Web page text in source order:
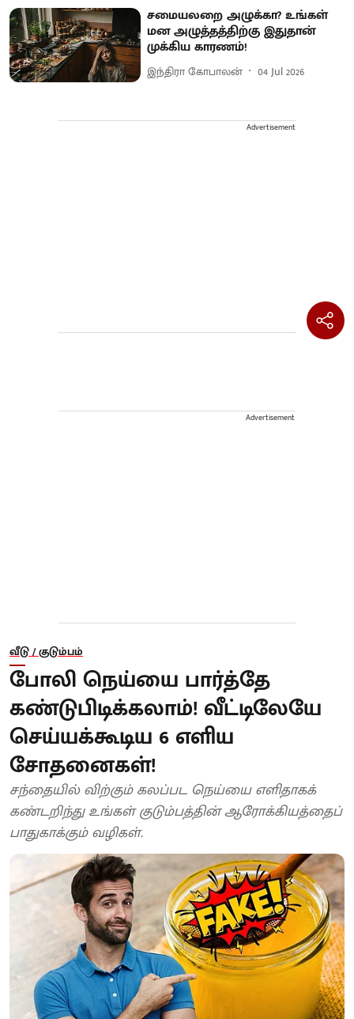
சமையலறை அழுக்கா? உங்கள்
மன அழுத்தத்திற்கு இதுதான்
முக்கிய காரணம்!
இந்திரா கோபாலன் 04 Jul 2026
Advertisement
Advertisement
வீடு / குடும்பம்
போலி நெய்யை பார்த்தே
கண்டுபிடிக்கலாம்! வீட்டிலேயே
செய்யக்கூடிய 6 எளிய
சோதனைகள்!
சந்தையில் விற்கும் கலப்பட நெய்யை எளிதாகக்
கண்டறிந்து உங்கள் குடும்பத்தின் ஆரோக்கியத்தைப்
பாதுகாக்கும் வழிகள்.